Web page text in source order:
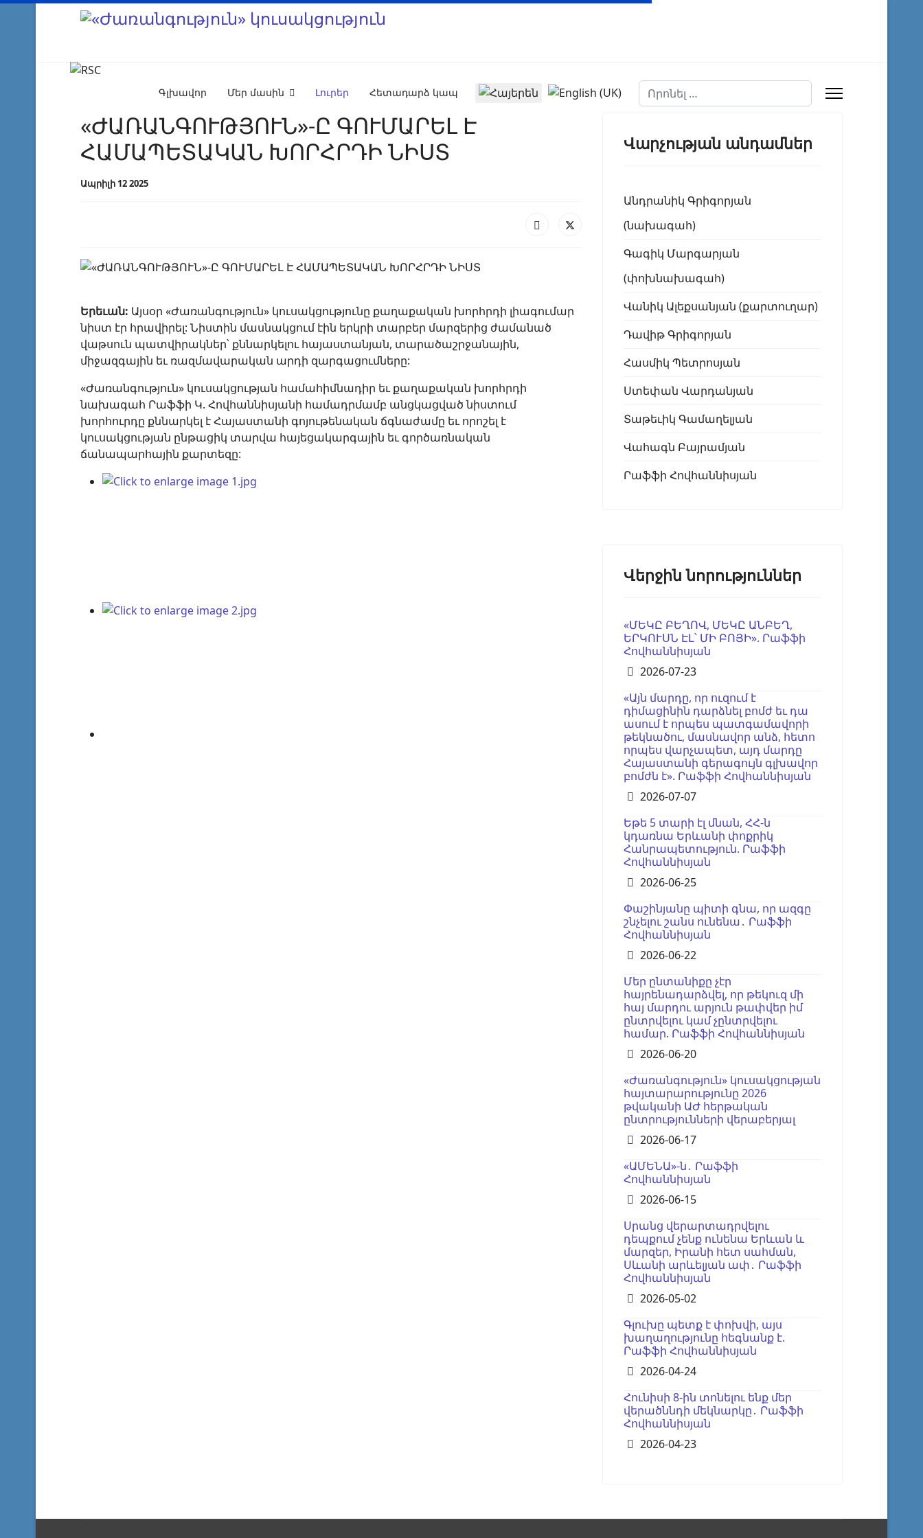
Գլխավոր Մեր մասին Լուրեր Հետադարձ կապ Select your language Որոնել
«ԺԱՌԱՆԳՈՒԹՅՈՒՆ»-Ը ԳՈՒՄԱՐԵԼ Է
ՀԱՄԱՊԵՏԱԿԱՆ ԽՈՐՀՐԴԻ ՆԻՍՏ
Ապրիլի 12 2025
Երեւան: Այսօր «Ժառանգություն» կուսակցությունը քաղաքական խորհրդի լիագումար
նիստ էր հրավիրել: Նիստին մասնակցում էին երկրի տարբեր մարզերից ժամանած
վաթսուն պատվիրակներ՝ քննարկելու հայաստանյան, տարածաշրջանային,
միջազգային եւ ռազմավարական արդի զարգացումները:
«Ժառանգություն» կուսակցության համահիմնադիր եւ քաղաքական խորհրդի
նախագահ Րաֆֆի Կ. Հովհաննիսյանի համադրմամբ անցկացված նիստում
խորհուրդը քննարկել է Հայաստանի գոյութենական ճգնաժամը եւ որոշել է
կուսակցության ընթացիկ տարվա հայեցակարգային եւ գործառնական
ճանապարհային քարտեզը:
Վարչության անդամներ
Անդրանիկ Գրիգորյան
(նախագահ)
Գագիկ Մարգարյան
(փոխնախագահ)
Վանիկ Ալեքսանյան (քարտուղար)
Դավիթ Գրիգորյան
Հասմիկ Պետրոսյան
Ստեփան Վարդանյան
Տաթեւիկ Գամաղելյան
Վահագն Բայրամյան
Րաֆֆի Հովհաննիսյան
Վերջին նորություններ
«ՄԵԿԸ ԲԵՂՈՎ, ՄԵԿԸ ԱՆԲԵՂ,
ԵՐԿՈՒՍՆ ԷԼ՝ ՄԻ ԲՈՅԻ». Րաֆֆի
Հովհաննիսյան
Details
2026-07-23
«Այն մարդը, որ ուզում է
դիմացինին դարձնել բոմժ եւ դա
ասում է որպես պատգամավորի
թեկնածու, մասնավոր անձ, հետո
որպես վարչապետ, այդ մարդը
Հայաստանի գերագույն գլխավոր
բոմժն է». Րաֆֆի Հովհաննիսյան
Details
2026-07-07
Եթե 5 տարի էլ մնան, ՀՀ-ն
կդառնա Երևանի փոքրիկ
Հանրապետություն. Րաֆֆի
Հովհաննիսյան
Details
2026-06-25
Փաշինյանը պիտի գնա, որ ազգը
շնչելու շանս ունենա․ Րաֆֆի
Հովհաննիսյան
Details
2026-06-22
Մեր ընտանիքը չէր
հայրենադարձվել, որ թեկուզ մի
հայ մարդու արյուն թափվեր իմ
ընտրվելու կամ չընտրվելու
համար. Րաֆֆի Հովհաննիսյան
Details
2026-06-20
«Ժառանգություն» կուսակցության
հայտարարությունը 2026
թվականի ԱԺ հերթական
ընտրությունների վերաբերյալ
Details
2026-06-17
«ԱՄԵՆԱ»-ն․ Րաֆֆի
Հովհաննիսյան
Details
2026-06-15
Սրանց վերարտադրվելու
դեպքում չենք ունենա Երևան և
մարզեր, Իրանի հետ սահման,
Սևանի արևելյան ափ․ Րաֆֆի
Հովհաննիսյան
Details
2026-05-02
Գլուխը պետք է փոխվի, այս
խաղաղությունը հեգնանք է.
Րաֆֆի Հովհաննիսյան
Details
2026-04-24
Հունիսի 8-ին տոնելու ենք մեր
վերածննդի մեկնարկը․ Րաֆֆի
Հովհաննիսյան
Details
2026-04-23